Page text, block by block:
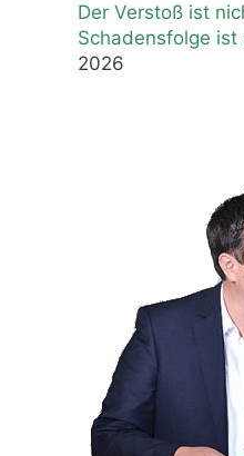
Der Verstoß ist
Schadensfolge ist
2026